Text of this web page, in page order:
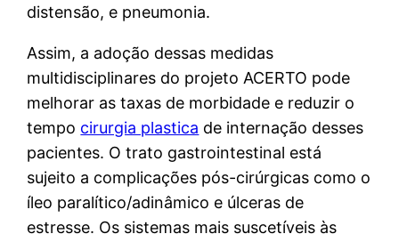
distensão, e pneumonia.
Assim, a adoção dessas medidas
multidisciplinares do projeto ACERTO pode
melhorar as taxas de morbidade e reduzir o
tempo cirurgia plastica de internação desses
pacientes. O trato gastrointestinal está
sujeito a complicações pós-cirúrgicas como o
íleo paralítico/adinâmico e úlceras de
estresse. Os sistemas mais suscetíveis às